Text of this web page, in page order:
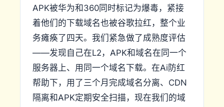
APK被华为和360同时标记为爆毒，紧接
着他们的下载域名也被谷歌拉红，整个业
务瘫痪了四天。我们紧急做了成熟度评估
——发现自己在L2，APK和域名在同一个
服务器上、用同一个域名下载。在Ai防红
帮助下，用了三个月完成域名分离、CDN
隔离和APK定期安全扫描，现在我们的域